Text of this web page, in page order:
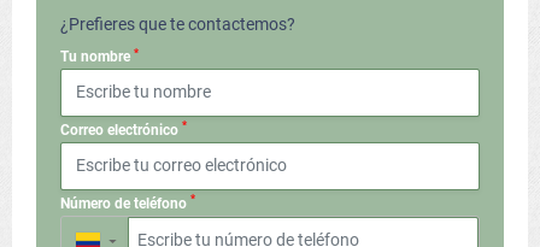
¿Prefieres que te contactemos?
Tu nombre *
Correo electrónico *
Número de teléfono *
▼